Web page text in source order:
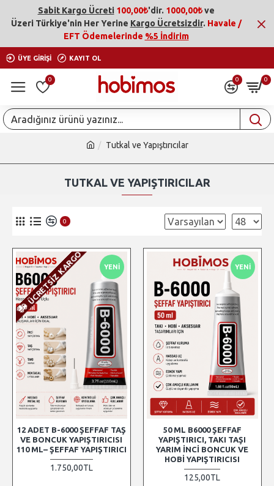
Sabit Kargo Ücreti 100,00₺'dir. 1000,00₺ve
Üzeri Türkiye'nin Her Yerine Kargo Ücretsizdir. Havale /
EFT Ödemelerinde %5 İndirim
ÜYE GIRIŞI KAYIT OL
0 0 0
Tutkal ve Yapıştırıcılar
TUTKAL VE YAPIŞTIRICILAR
0
YENI
ÜCRETSIZ KARGO
12 ADET B-6000 ŞEFFAF TAŞ
VE BONCUK YAPIŞTIRICISI
110 ML– ŞEFFAF YAPIŞTIRICI
1.750,00TL
YENI
50 ML B6000 ŞEFFAF
YAPIŞTIRICI, TAKI TAŞI
YARIM İNCI BONCUK VE
HOBI YAPIŞTIRICISI
125,00TL